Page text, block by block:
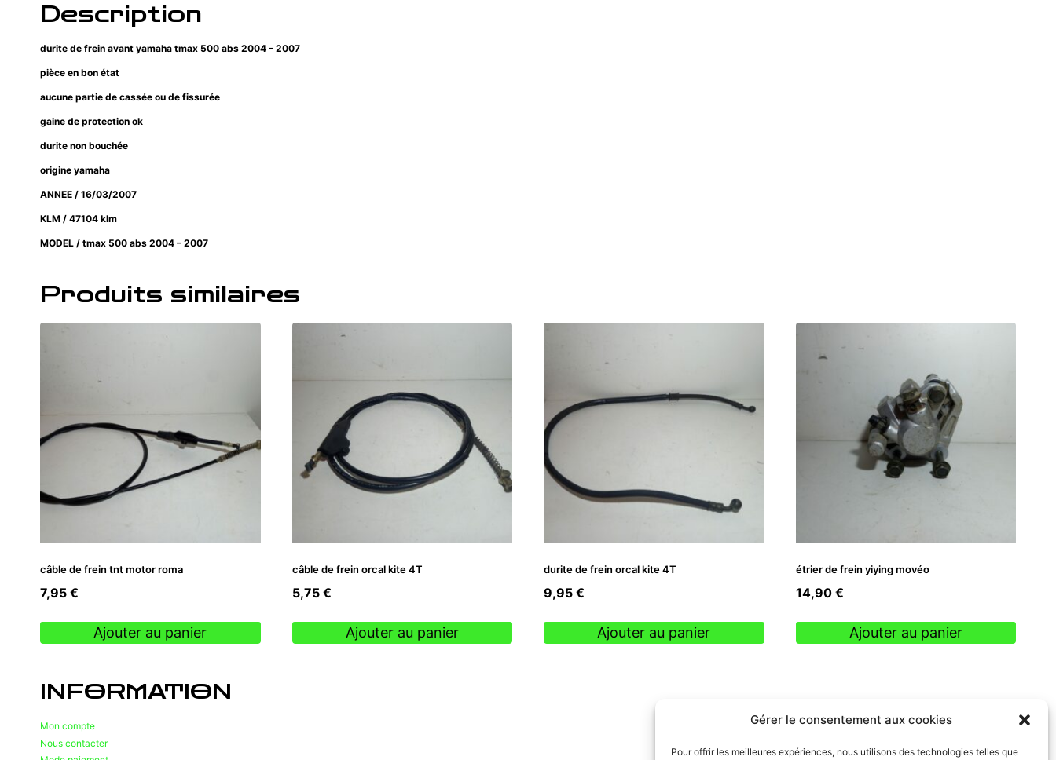
Gérer le consentement aux cookies
Pour offrir les meilleures expériences, nous utilisons des technologies telles que
Description
durite de frein avant yamaha tmax 500 abs 2004 – 2007
pièce en bon état
aucune partie de cassée ou de fissurée
gaine de protection ok
durite non bouchée
origine yamaha
ANNEE / 16/03/2007
KLM / 47104 klm
MODEL / tmax 500 abs 2004 – 2007
Produits similaires
câble de frein tnt motor roma
7,95 €
Ajouter au panier
câble de frein orcal kite 4T
5,75 €
Ajouter au panier
durite de frein orcal kite 4T
9,95 €
Ajouter au panier
étrier de frein yiying movéo
14,90 €
Ajouter au panier
INFORMATION
Mon compte
Nous contacter